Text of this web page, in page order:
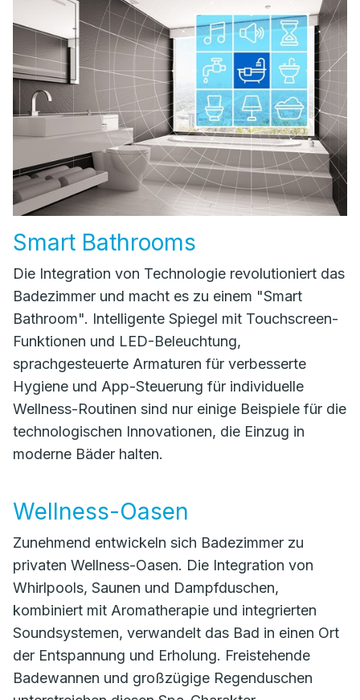
Smart Bathrooms
Die Integration von Technologie revolutioniert das
Badezimmer und macht es zu einem "Smart
Bathroom". Intelligente Spiegel mit Touchscreen-
Funktionen und LED-Beleuchtung,
sprachgesteuerte Armaturen für verbesserte
Hygiene und App-Steuerung für individuelle
Wellness-Routinen sind nur einige Beispiele für die
technologischen Innovationen, die Einzug in
moderne Bäder halten.
Wellness-Oasen
Zunehmend entwickeln sich Badezimmer zu
privaten Wellness-Oasen. Die Integration von
Whirlpools, Saunen und Dampfduschen,
kombiniert mit Aromatherapie und integrierten
Soundsystemen, verwandelt das Bad in einen Ort
der Entspannung und Erholung. Freistehende
Badewannen und großzügige Regenduschen